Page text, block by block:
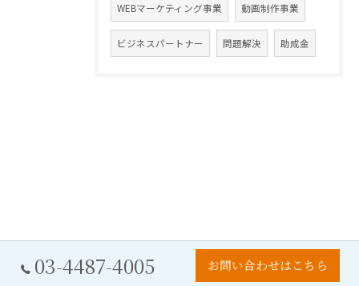
WEBマーケティング事業 動画制作事業
ビジネスパートナー 問題解決 助成金
03-4487-4005 お問い合わせはこちら